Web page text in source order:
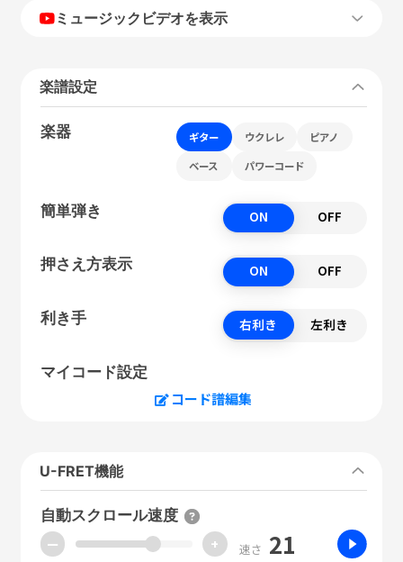
ミュージックビデオを表示
楽譜設定
楽器 ギター ウクレレ ピアノ
ベース パワーコード
簡単弾き ON OFF
押さえ方表示 ON OFF
利き手 右利き 左利き
マイコード設定
コード譜編集
U-FRET機能
自動スクロール速度
ー + 速さ 21